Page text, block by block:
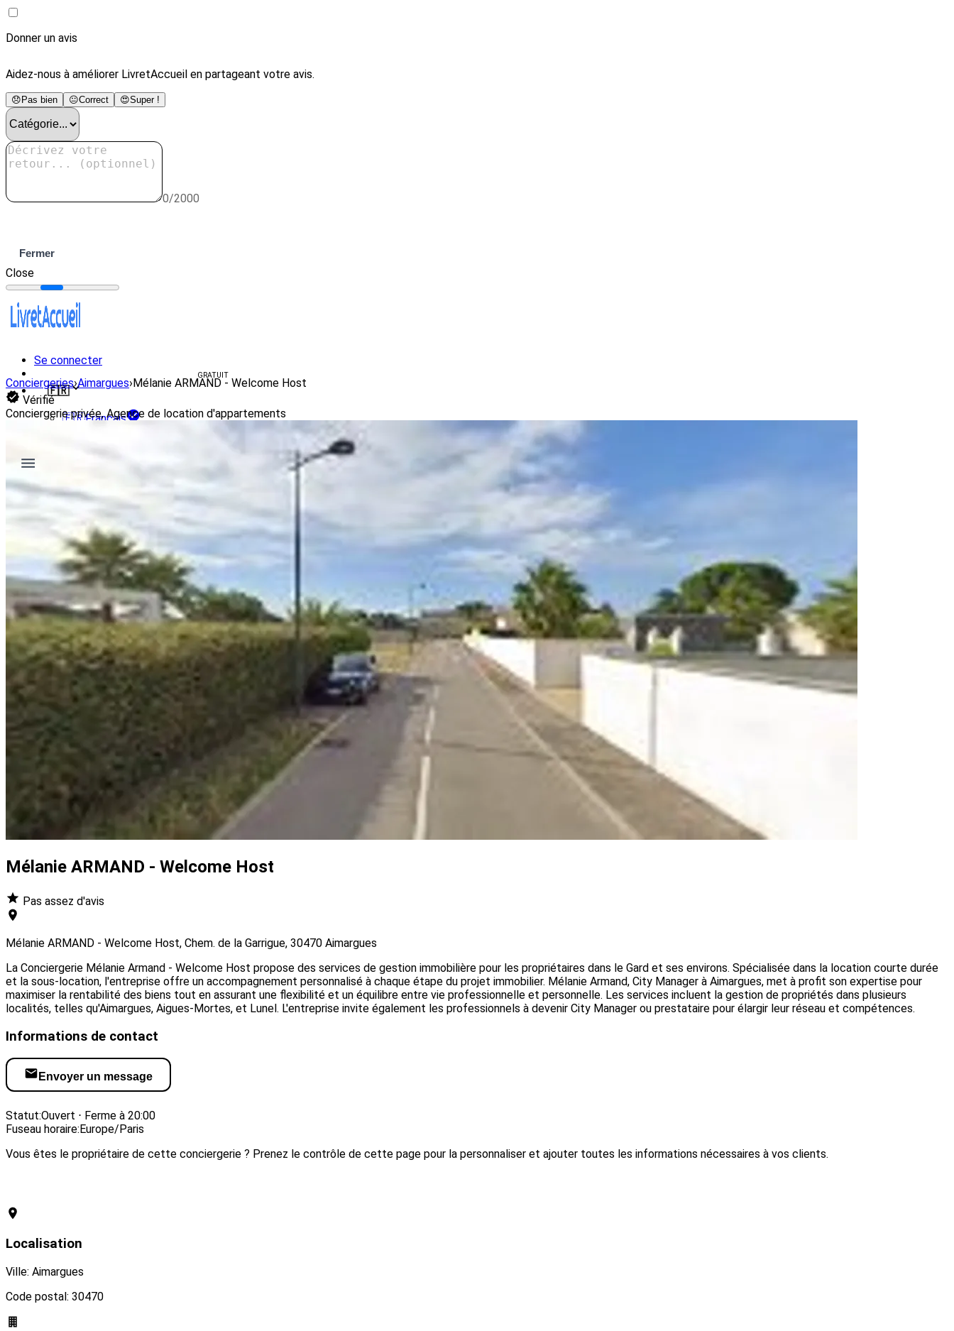
Donner un avis
Aidez-nous à améliorer LivretAccueil en partageant votre avis.
😞 Pas bien 😐Correct 😍Super !
0/2000
Fermer
Close
Se connecter
GRATUIT
🇫🇷
🇫🇷Français
Conciergeries›Aimargues› Mélanie ARMAND - Welcome Host
Vérifié
Conciergerie privée, Agence de location d'appartements
Mélanie ARMAND - Welcome Host
Pas assez d'avis
Mélanie ARMAND - Welcome Host, Chem. de la Garrigue, 30470 Aimargues
La Conciergerie Mélanie Armand - Welcome Host propose des services de gestion immobilière pour les propriétaires dans le Gard et ses environs. Spécialisée dans la location courte durée
et la sous-location, l'entreprise offre un accompagnement personnalisé à chaque étape du projet immobilier. Mélanie Armand, City Manager à Aimargues, met à profit son expertise pour
maximiser la rentabilité des biens tout en assurant une flexibilité et un équilibre entre vie professionnelle et personnelle. Les services incluent la gestion de propriétés dans plusieurs
localités, telles qu'Aimargues, Aigues-Mortes, et Lunel. L'entreprise invite également les professionnels à devenir City Manager ou prestataire pour élargir leur réseau et compétences.
Informations de contact
Envoyer un message
Statut:Ouvert ⋅ Ferme à 20:00
Fuseau horaire:Europe/Paris
Vous êtes le propriétaire de cette conciergerie ? Prenez le contrôle de cette page pour la personnaliser et ajouter toutes les informations nécessaires à vos clients.
Localisation
Ville: Aimargues
Code postal: 30470